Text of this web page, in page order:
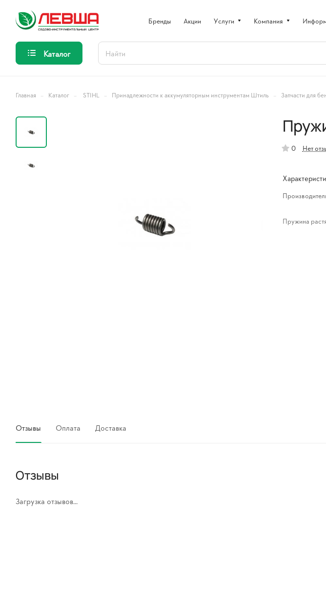
Бренды Акции Услуги Компания
Каталог
Главная – Каталог – STIHL – Принадлежности к аккумуляторным инструментам Штиль – Запчасти для
0 Нет
Пружина
Отзывы Оплата Доставка
Отзывы
Загрузка отзывов...